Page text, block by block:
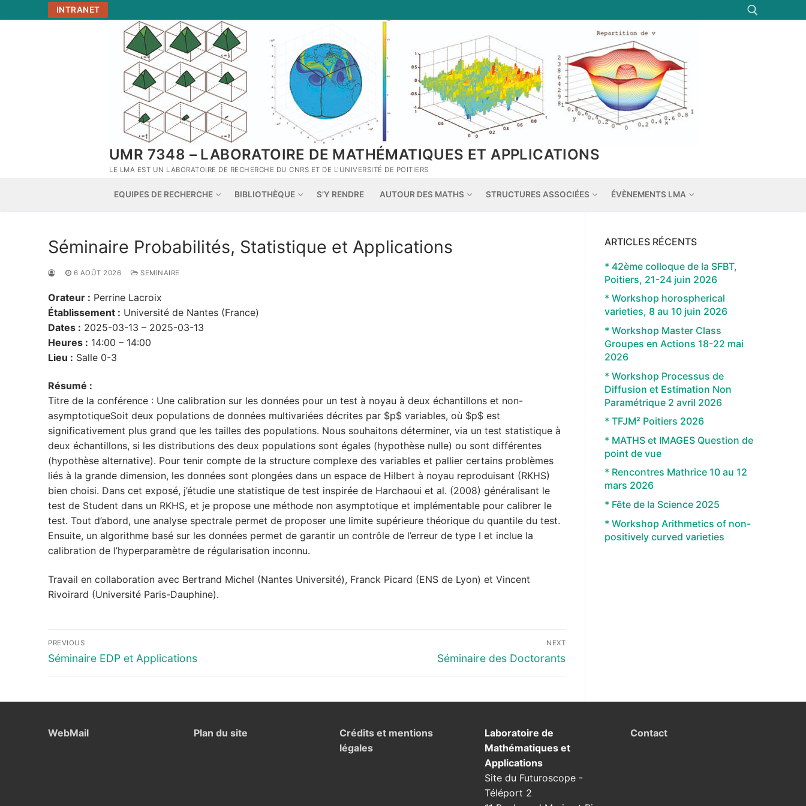
au
INTRANET
Rechercher :
UMR 7348 – LABORATOIRE DE MATHÉMATIQUES ET APPLICATIONS
LE LMA EST UN LABORATOIRE DE RECHERCHE DU CNRS ET DE L'UNIVERSITÉ DE POITIERS
EQUIPES DE RECHERCHE BIBLIOTHÈQUE S’Y RENDRE AUTOUR DES MATHS STRUCTURES ASSOCIÉES ÉVÈNEMENTS LMA
Séminaire Probabilités, Statistique et Applications
6 AOÛT 2026 SEMINAIRE
Orateur : Perrine Lacroix
Établissement : Université de Nantes (France)
Dates : 2025-03-13 – 2025-03-13
Heures : 14:00 – 14:00
Lieu : Salle 0-3
Résumé :
Titre de la conférence : Une calibration sur les données pour un test à noyau à deux échantillons et non-
asymptotiqueSoit deux populations de données multivariées décrites par $p$ variables, où $p$ est
significativement plus grand que les tailles des populations. Nous souhaitons déterminer, via un test statistique à
deux échantillons, si les distributions des deux populations sont égales (hypothèse nulle) ou sont différentes
(hypothèse alternative). Pour tenir compte de la structure complexe des variables et pallier certains problèmes
liés à la grande dimension, les données sont plongées dans un espace de Hilbert à noyau reproduisant (RKHS)
bien choisi. Dans cet exposé, j’étudie une statistique de test inspirée de Harchaoui et al. (2008) généralisant le
test de Student dans un RKHS, et je propose une méthode non asymptotique et implémentable pour calibrer le
test. Tout d’abord, une analyse spectrale permet de proposer une limite supérieure théorique du quantile du test.
Ensuite, un algorithme basé sur les données permet de garantir un contrôle de l’erreur de type I et inclue la
calibration de l’hyperparamètre de régularisation inconnu.
Travail en collaboration avec Bertrand Michel (Nantes Université), Franck Picard (ENS de Lyon) et Vincent
Rivoirard (Université Paris-Dauphine).
Navigation
de
PREVIOUS
Previous
Séminaire EDP et Applications
NEXT
Next
Séminaire des Doctorants
ARTICLES RÉCENTS
* 42ème colloque de la SFBT,
Poitiers, 21-24 juin 2026
* Workshop horospherical
varieties, 8 au 10 juin 2026
* Workshop Master Class
Groupes en Actions 18-22 mai
2026
* Workshop Processus de
Diffusion et Estimation Non
Paramétrique 2 avril 2026
* TFJM² Poitiers 2026
* MATHS et IMAGES Question de
point de vue
* Rencontres Mathrice 10 au 12
mars 2026
* Fête de la Science 2025
* Workshop Arithmetics of non-
positively curved varieties
WebMail Plan du site
Crédits et mentions
légales
Laboratoire de
Mathématiques et
Applications
Site du Futuroscope -
Téléport 2
Contact